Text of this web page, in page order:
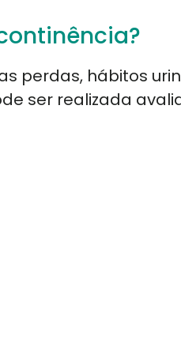
perdas, hábitos
ser realizada